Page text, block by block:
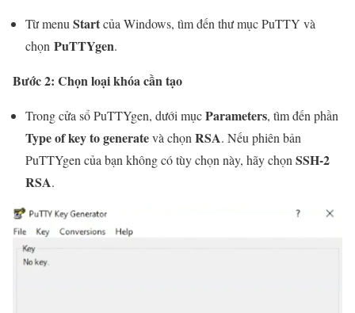
Từ menu Startcủa Windows, tìm đến thư mục PuTTY và
chọn PuTTYgen.
Bước 2: Chọn loại khóa cần tạo
Trong cửa sổ PuTTYgen, dưới mụcParameters, tìm đến phần
Type of key to generatevà chọn RSA. Nếu phiên bản
PuTTYgen của bạn không có tùy chọn này, hãy chọn SSH-2
RSA.